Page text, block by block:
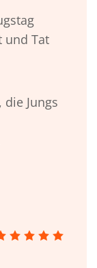
und Tat
Jungs